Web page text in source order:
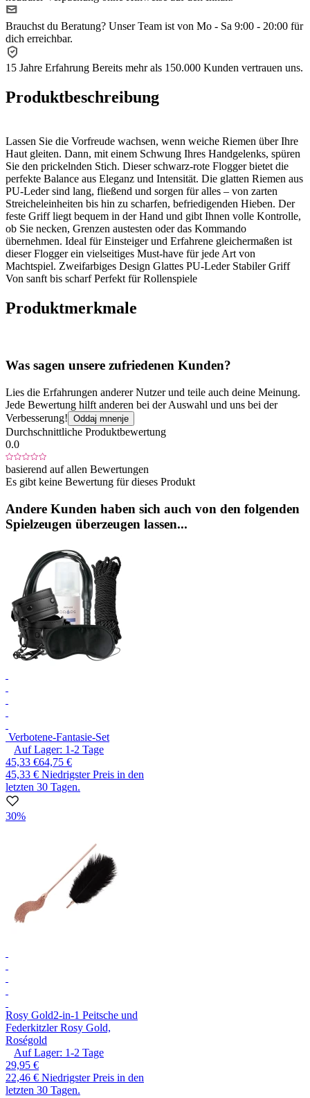
Brauchst du Beratung? Unser Team ist von Mo - Sa 9:00 - 20:00 für
dich erreichbar.
15 Jahre Erfahrung Bereits mehr als 150.000 Kunden vertrauen uns.
Produktbeschreibung
Lassen Sie die Vorfreude wachsen, wenn weiche Riemen über Ihre
Haut gleiten. Dann, mit einem Schwung Ihres Handgelenks, spüren
Sie den prickelnden Stich. Dieser schwarz-rote Flogger bietet die
perfekte Balance aus Eleganz und Intensität. Die glatten Riemen aus
PU-Leder sind lang, fließend und sorgen für alles – von zarten
Streicheleinheiten bis hin zu scharfen, befriedigenden Hieben. Der
feste Griff liegt bequem in der Hand und gibt Ihnen volle Kontrolle,
ob Sie necken, Grenzen austesten oder das Kommando
übernehmen. Ideal für Einsteiger und Erfahrene gleichermaßen ist
dieser Flogger ein vielseitiges Must-have für jede Art von
Machtspiel. Zweifarbiges Design Glattes PU-Leder Stabiler Griff
Von sanft bis scharf Perfekt für Rollenspiele
Produktmerkmale
Was sagen unsere zufriedenen Kunden?
Lies die Erfahrungen anderer Nutzer und teile auch deine Meinung.
Jede Bewertung hilft anderen bei der Auswahl und uns bei der
Verbesserung! Oddaj mnenje
Durchschnittliche Produktbewertung
0.0
basierend auf allen Bewertungen
Es gibt keine Bewertung für dieses Produkt
Andere Kunden haben sich auch von den folgenden
Spielzeugen überzeugen lassen...
Verbotene-Fantasie-Set
Auf Lager: 1-2 Tage
45,33 €64,75 €
45,33 € Niedrigster Preis in den
letzten 30 Tagen.
30%
Rosy Gold2-in-1 Peitsche und
Federkitzler Rosy Gold,
Roségold
Auf Lager: 1-2 Tage
29,95 €
22,46 € Niedrigster Preis in den
letzten 30 Tagen.